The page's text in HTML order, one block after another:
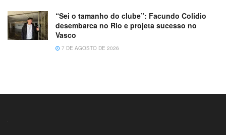
“Sei o tamanho do clube”: Facundo Colidio
desembarca no Rio e projeta sucesso no
Vasco
7 DE AGOSTO DE 2026